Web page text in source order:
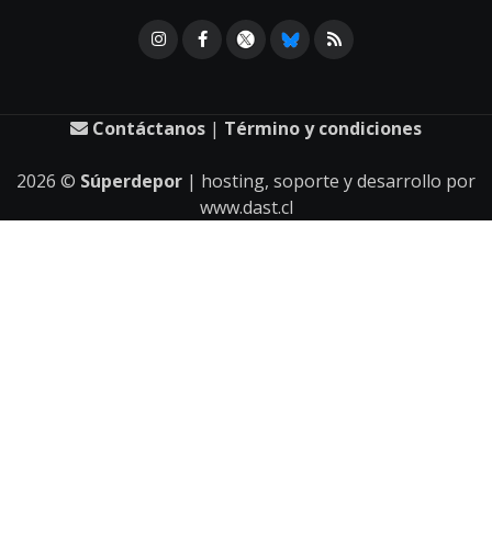
Contáctanos | Término y condiciones
2026 © Súperdepor | hosting, soporte y desarrollo por
www.dast.cl